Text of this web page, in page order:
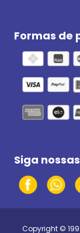
Formas de
Siga
Copyright ©